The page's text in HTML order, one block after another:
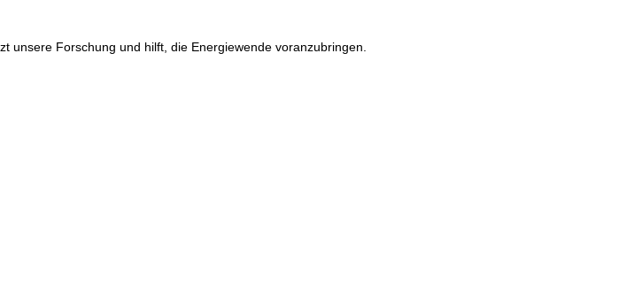
unsere Forschung und hilft, die Energiewende voranzubringen.